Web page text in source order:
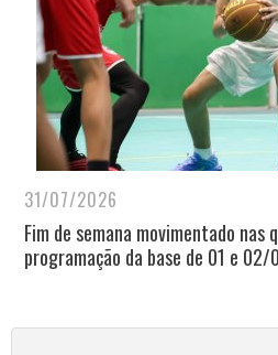
31/07/2026
Fim de semana movimentado nas
programação da base de 01 e 02/